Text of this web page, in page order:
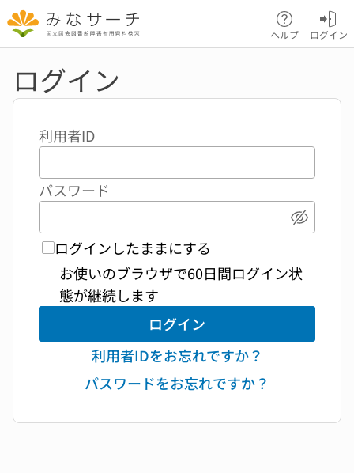
本文へ移動
ヘルプ ログイン
ログイン
利用者ID
パスワード
パスワ
ログインしたままにする
お使いのブラウザで60日間ログイン状
態が継続します
ログイン
利用者IDをお忘れですか？
パスワードをお忘れですか？